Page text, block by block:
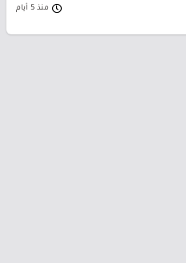
منذ 5 أيام